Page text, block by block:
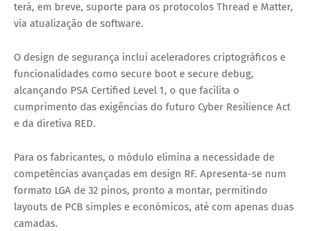
terá, em breve, suporte para os protocolos Thread e Matter,
via atualização de software.
O design de segurança inclui aceleradores criptográficos e
funcionalidades como secure boote secure debug,
alcançando PSA Certified Level 1, o que facilita o
cumprimento das exigências do futuro Cyber Resilience Act
e da diretiva RED.
Para os fabricantes, o módulo elimina a necessidade de
competências avançadas em design RF. Apresenta-se num
formato LGA de 32 pinos, pronto a montar, permitindo
layouts de PCB simples e económicos, até com apenas duas
camadas.